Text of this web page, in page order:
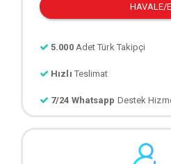
HAVALE/
5.000 Adet Türk Takipçi
Hızlı Teslimat
7/24 Whatsapp